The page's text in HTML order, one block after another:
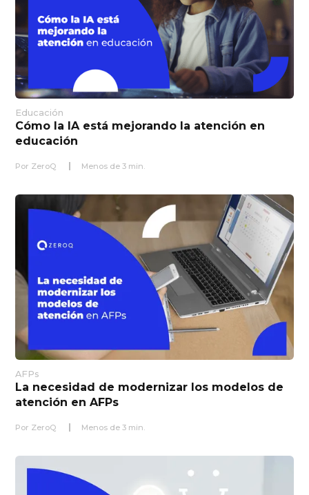
Educación
Cómo la IA está mejorando la atención en
educación
Por ZeroQ Menos de 3 min.
AFPs
La necesidad de modernizar los modelos de
atención en AFPs
Por ZeroQ Menos de 3 min.